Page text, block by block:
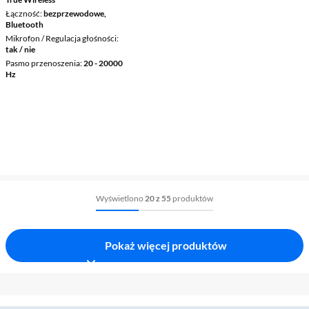
Łączność bezprzewodowe,
Bluetooth
Mikrofon / Regulacja głośności
tak / nie
Pasmo przenoszenia 20 - 20000
Hz
Wyświetlono 20 z 55 produktów
Pokaż więcej produktów